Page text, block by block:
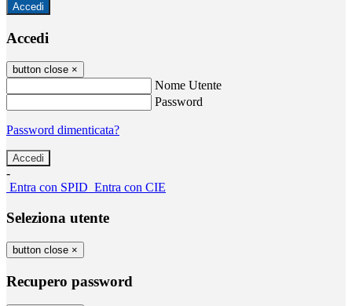
Accedi
Accedi
button close ×
Nome Utente
Password
Password dimenticata?
-
Entra con SPID Entra con CIE
Seleziona utente
button close ×
Recupero password